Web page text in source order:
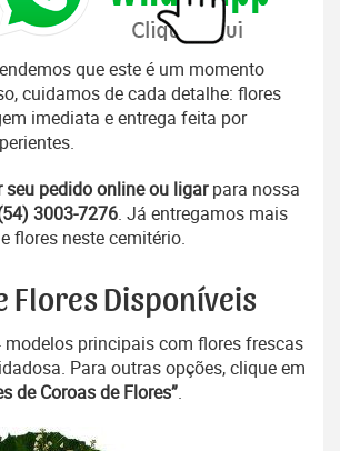
que este é um momento
cuidamos de cada detalhe: flores
imediata e entrega feita por
seu pedido online ou ligarpara nossa
3003-7276. Já entregamos mais
flores neste cemitério.
Flores Disponíveis
principais com flores frescas
Para outras opções, clique em
de Coroas de Flores”.